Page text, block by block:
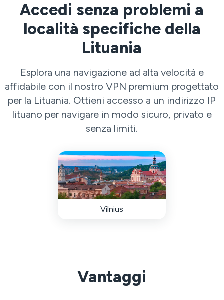
Accedi senza problemi a
località specifiche della
Lituania
Esplora una navigazione ad alta velocità e
affidabile con il nostro VPN premium progettato
per la Lituania. Ottieni accesso a un indirizzo IP
lituano per navigare in modo sicuro, privato e
senza limiti.
Vilnius
Vantaggi